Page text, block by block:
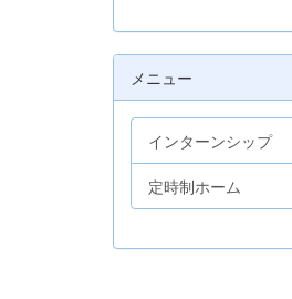
メニュー
インターンシップ
定時制ホーム